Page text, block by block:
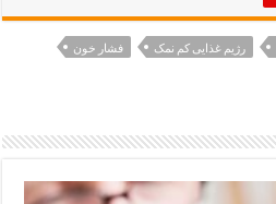
رژیم غذایی کم نمک
فشار خون